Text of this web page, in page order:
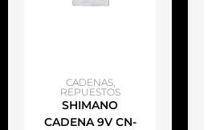
AÑADIR AL CARRITO
CADENAS,
REPUESTOS
SHIMANO
CADENA 9V CN-